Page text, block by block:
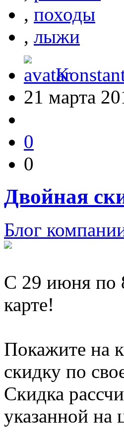
, походы
, лыжи
21 марта
0
0
Двойная
Блог
С 29 июня по
карте!
Покажите на
скидку по
Скидка
указанной на